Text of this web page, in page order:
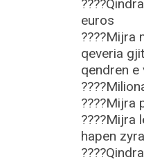
euros
????Mijra
qeveria
qendren
????Mijra
????Mijra
hapen